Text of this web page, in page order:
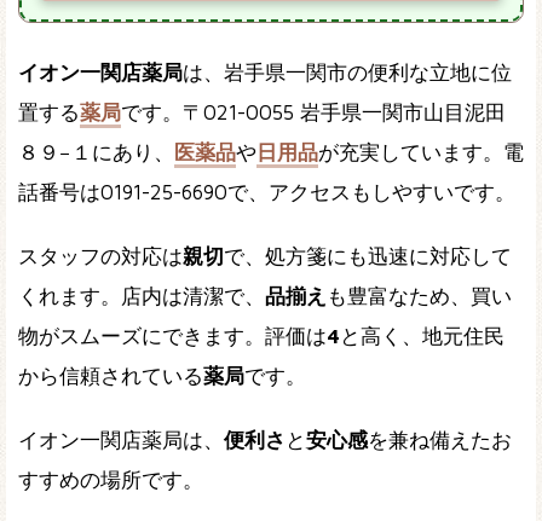
イオン一関店薬局は、岩手県一関市の便利な立地に位
置する薬局です。〒021-0055 岩手県一関市山目泥田
８９−１にあり、
医薬品や 日用品が充実しています。電
話番号は0191-25-6690で、アクセスもしやすいです。
スタッフの対応は親切 で、処方箋にも迅速に対応して
くれます。店内は清潔で、 品揃え も豊富なため、買い
物がスムーズにできます。評価は4 と高く、地元住民
から信頼されている薬局です。
イオン一関店薬局は、 便利さ と安心感を兼ね備えたお
すすめの場所です。